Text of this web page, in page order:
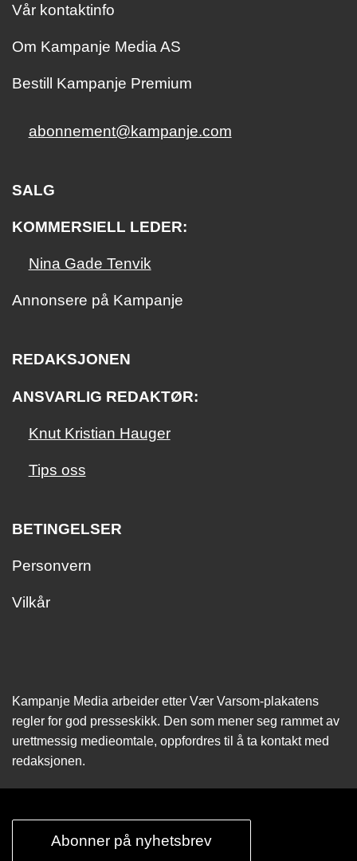
Vår kontaktinfo
Om Kampanje Media AS
Bestill Kampanje Premium
abonnement@kampanje.com
SALG
KOMMERSIELL LEDER:
Nina Gade Tenvik
Annonsere på Kampanje
REDAKSJONEN
ANSVARLIG REDAKTØR:
Knut Kristian Hauger
Tips oss
BETINGELSER
Personvern
Vilkår
Kampanje Media arbeider etter Vær Varsom-plakatens
regler for god presseskikk. Den som mener seg rammet av
urettmessig medie­omtale, oppfordres til å ta kontakt med
redaksjonen.
Abonner på nyhetsbrev